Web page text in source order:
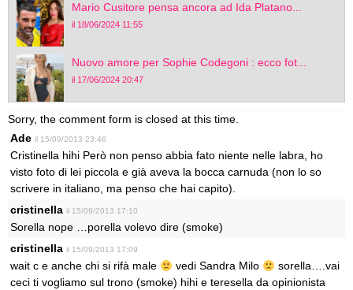
Mario Cusitore pensa ancora ad Ida Platano...
il 18/06/2024 11:55
Nuovo amore per Sophie Codegoni : ecco fot...
il 17/06/2024 20:47
Sorry, the comment form is closed at this time.
Ade il 15/09/2013 23:46
Cristinella hihi Però non penso abbia fato niente nelle labra, ho
visto foto di lei piccola e già aveva la bocca carnuda (non lo so
scrivere in italiano, ma penso che hai capito).
cristinella il 15/09/2013 17:10
Sorella nope …porella volevo dire (smoke)
cristinella il 15/09/2013 17:09
wait c e anche chi si rifà male vedi Sandra Milo
sorella….vai
ceci ti vogliamo sul trono (smoke) hihi e teresella da opinionista